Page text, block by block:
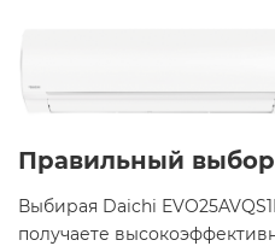
Правильный
Выбирая Daichi
получаете